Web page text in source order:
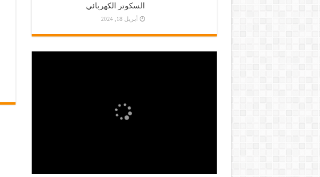
السكوتر الكهربائي
أبريل 18, 2024